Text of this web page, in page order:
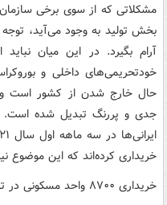
مشکلاتی که از سوی برخی
آرام بگیرد. در این میان
خودتحریمی‌های داخلی و
حال خارج شدن از کشور است و
جدی و پررنگ تبدیل شده
خریداری کرده‌اند که این موضوع
خریداری ۸۷۰۰ واحد مسکونی در ترکیه توسط ایرانی‌ها